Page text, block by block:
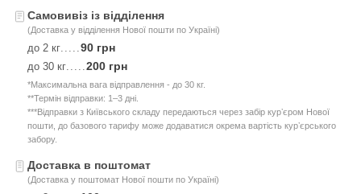
Самовивіз із відділення
(Доставка у відділення Нової пошти по Україні)
до 2 кг.....90 грн
до 30 кг.....200 грн
*Максимальна вага відправлення - до 30 кг.
**Термін відправки: 1–3 дні.
***Відправки з Київського складу передаються через забір курʼєром Нової
пошти, до базового тарифу може додаватися окрема вартість курʼєрського
забору.
Доставка в поштомат
(Доставка у поштомат Нової пошти по Україні)